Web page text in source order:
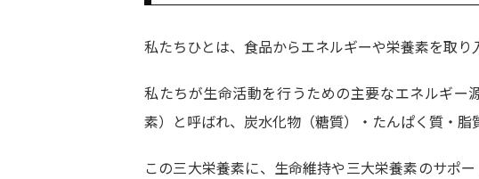
私たちひとは、食品からエネルギーや栄養素を取り
私たちが生命活動を行うための主要なエネルギ
素）と呼ばれ、炭水化物（糖質）・たんぱく質・脂
この三大栄養素に、生命維持や三大栄養素のサポ